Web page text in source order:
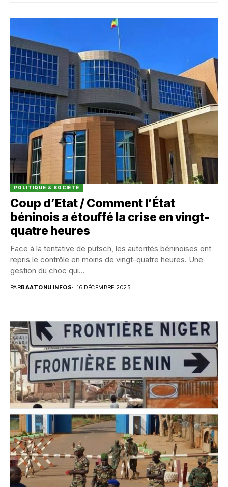
POLITIQUE & SOCIÉTÉ
Coup d’Etat / Comment l’État
béninois a étouffé la crise en vingt-
quatre heures
Face à la tentative de putsch, les autorités béninoises ont
repris le contrôle en moins de vingt-quatre heures. Une
gestion du choc qui...
PARBAATONU INFOS 16 DÉCEMBRE 2025